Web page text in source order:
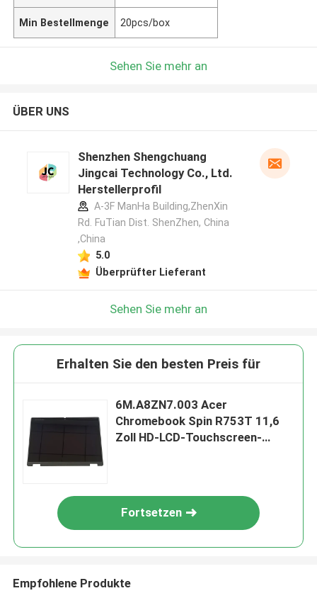
Min Bestellmenge 20pcs/box
Sehen Sie mehr an
ÜBER UNS
Shenzhen Shengchuang
Jingcai Technology Co., Ltd.
Herstellerprofil
A-3F ManHa Building,ZhenXin
Rd. FuTian Dist. ShenZhen, China
,China
5.0
Überprüfter Lieferant
Sehen Sie mehr an
Erhalten Sie den besten Preis für
6M.A8ZN7.003 Acer
Chromebook Spin R753T 11,6
Zoll HD-LCD-Touchscreen-
Fortsetzen
Empfohlene Produkte